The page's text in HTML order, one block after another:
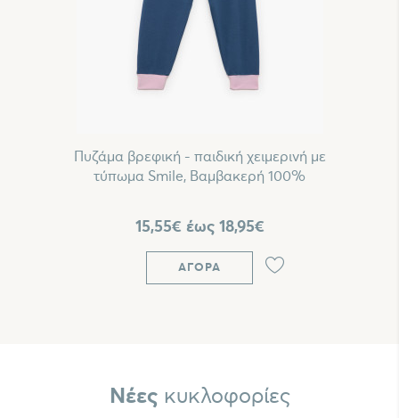
Πυζάμα βρεφική - παιδική χειμερινή με
τύπωμα Smile, Βαμβακερή 100%
15,55€ έως 18,95€
ΑΓΟΡΆ
Νέεςκυκλοφορίες